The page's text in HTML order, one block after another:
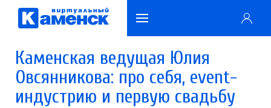
Каменская ведущая Юлия
Овсянникова: про себя, event-
индустрию и первую свадьбу